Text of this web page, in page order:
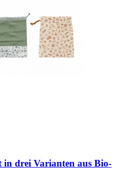
in drei Varianten aus Bio-​